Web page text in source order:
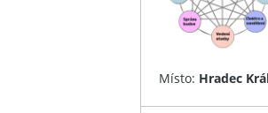
Místo: Hradec